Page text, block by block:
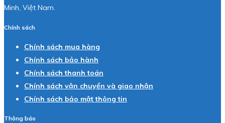
Minh, Việt Nam.
Chính sách
Chính sách mua hàng
Chính sách bảo hành
Chính sách thanh toán
Chính sách vận chuyển và giao nhận
Chính sách bảo mật thông tin
Thông báo